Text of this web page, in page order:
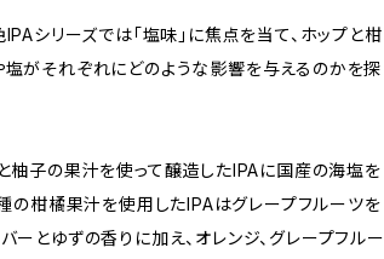
シリーズでは「塩味」に焦点を当て、ホップと柑
がそれぞれにどのような影響を与えるのかを探
柚子の果汁を使って醸造したIPAに国産の海塩を
の柑橘果汁を使用したIPAはグレープフルーツを
ーとゆずの香りに加え、オレンジ、グレープフルー